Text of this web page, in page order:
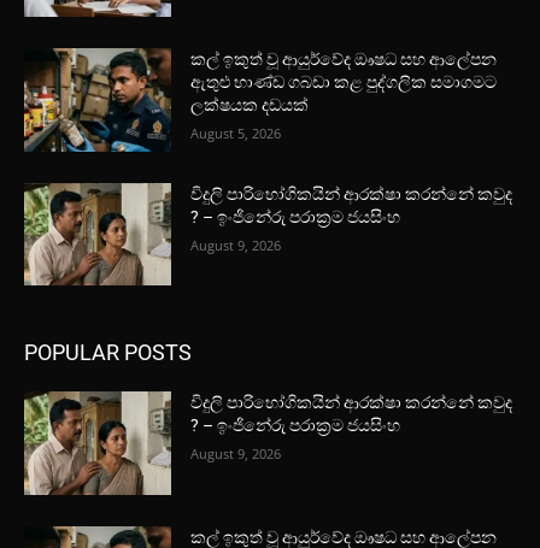
කල් ඉකුත් වූ ආයුර්වේද ඖෂධ සහ ආලේපන
ඇතුළු භාණ්ඩ ගබඩා කළ පුද්ගලික සමාගමට
ලක්ෂයක දඩයක්
August 5, 2026
විදුලි පාරිභෝගිකයින් ආරක්ෂා කරන්නේ කවුද
? – ඉංජිනේරු පරාක්‍රම ජයසිංහ
August 9, 2026
POPULAR POSTS
විදුලි පාරිභෝගිකයින් ආරක්ෂා කරන්නේ කවුද
? – ඉංජිනේරු පරාක්‍රම ජයසිංහ
August 9, 2026
කල් ඉකුත් වූ ආයුර්වේද ඖෂධ සහ ආලේපන